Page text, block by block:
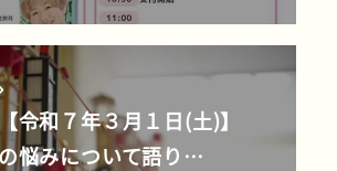
令和７年３月１日(土)】
の悩みについて語り…